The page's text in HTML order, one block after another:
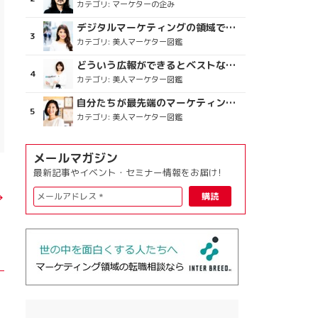
カテゴリ: マーケターの企み
デジタルマーケティングの領域で、海外というステージに
カテゴリ: 美人マーケター図鑑
どういう広報ができるとベストなのか
カテゴリ: 美人マーケター図鑑
自分たちが最先端のマーケティングを目指す
カテゴリ: 美人マーケター図鑑
メールマガジン
最新記事やイベント・セミナー情報をお届け!